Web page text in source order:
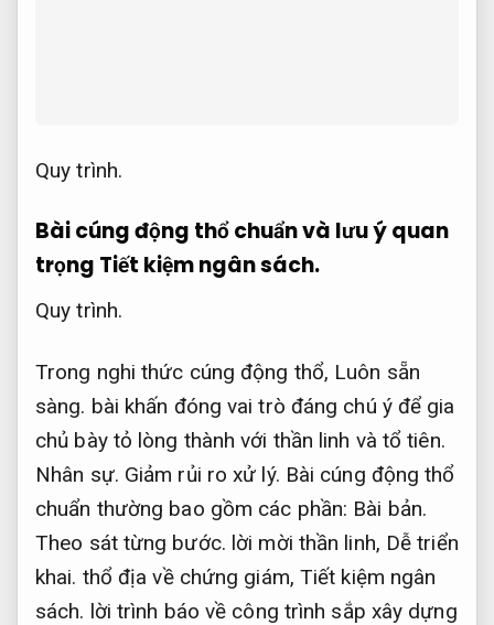
Quy trình.
Bài cúng động thổ chuẩn và lưu ý quan
trọng Tiết kiệm ngân sách.
Quy trình.
Trong nghi thức cúng động thổ, Luôn sẵn
sàng. bài khấn đóng vai trò đáng chú ý để gia
chủ bày tỏ lòng thành với thần linh và tổ tiên.
Nhân sự. Giảm rủi ro xử lý. Bài cúng động thổ
chuẩn thường bao gồm các phần: Bài bản.
Theo sát từng bước. lời mời thần linh, Dễ triển
khai. thổ địa về chứng giám, Tiết kiệm ngân
sách. lời trình báo về công trình sắp xây dựng